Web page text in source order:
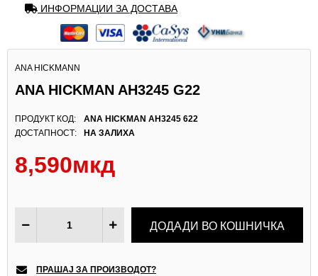
ИНФОРМАЦИИ ЗА ДОСТАВА
ANA HICKMANN
ANA HICKMAN AH3245 G22
ПРОДУКТ КОД:
ДОСТАПНОСТ:
ANA HICKMAN AH3245 622
НА ЗАЛИХА
8,590мкд
ПРАШАЈ ЗА ПРОИЗВОДОТ?